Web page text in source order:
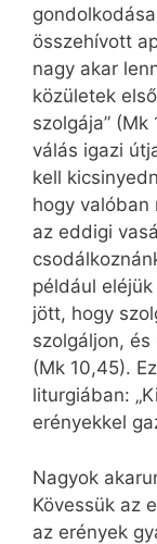
összehívott
nagy akar
közületek
szolgája”
válás igazi
kell
hogy valóban
az eddigi
például
jött, hogy
szolgáljon,
(Mk 10,45).
liturgiában:
erényekkel
Nagyok
Kövessük az
az erények